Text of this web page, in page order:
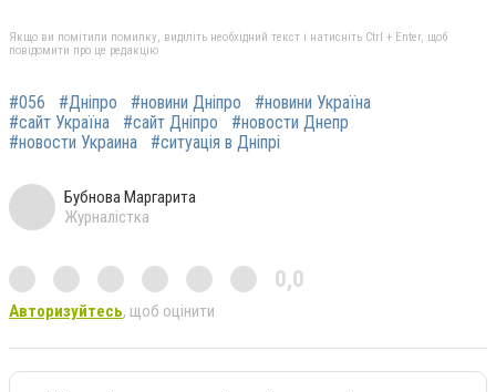
Якщо ви помітили помилку, виділіть необхідний текст і натисніть Ctrl + Enter, щоб
повідомити про це редакцію
#056 #Дніпро #новини Дніпро
#новини Україна
#сайт Україна
#сайт Дніпро
#новости Днепр
#новости Украина
#ситуація в Дніпрі
Бубнова Маргарита
Журналістка
0,0
Авторизуйтесь, щоб оцінити